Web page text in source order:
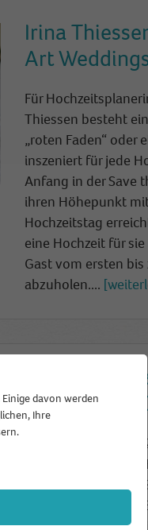
Irina
Art
Für
Thiessen besteht
„roten Faden“ oder
inszeniert für jede
Anfang in der Save
ihren Höhepunkt
Hochzeitstag
eine Hochzeit für
Gast vom ersten
abzuholen....
Dame Herz
Am 23. + 24.
Hochzeitsnetzwerk
Hochzeitsmesse im
für alle
davon werden
Ihre